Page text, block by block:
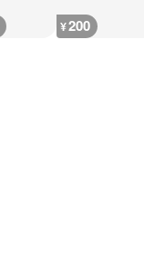
¥200